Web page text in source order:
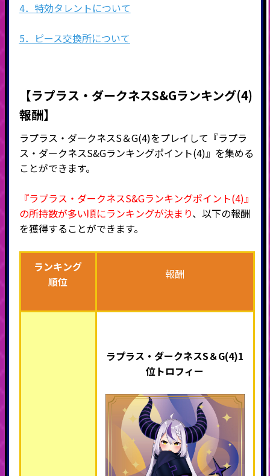
4．特効タレントについて
5．ピース交換所について
【ラプラス・ダークネスS&Gランキング(4)
報酬】
ラプラス・ダークネスS＆G(4)をプレイして『ラプラ
ス・ダークネスS&Gランキングポイント(4)』を集める
ことができます。
『ラプラス・ダークネスS&Gランキングポイント(4)』
の所持数が多い順にランキングが決まり、以下の報酬
を獲得することができます。
ランキング
順位
報酬
ラプラス・ダークネスS＆G(4)1
位トロフィー